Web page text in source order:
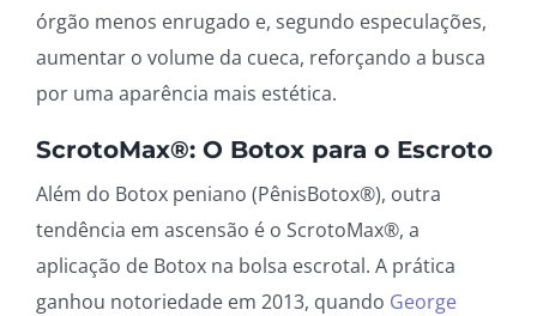
órgão menos enrugado e, segundo especulações,
aumentar o volume da cueca, reforçando a busca
por uma aparência mais estética.
ScrotoMax®: O Botox para o Escroto
Além do Botox peniano (PênisBotox®), outra
tendência em ascensão é o ScrotoMax®, a
aplicação de Botox na bolsa escrotal. A prática
ganhou notoriedade em 2013, quando George